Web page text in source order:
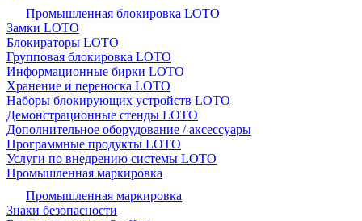
Промышленная блокировка LOTO
Замки LOTO
Блокираторы LOTO
Групповая блокировка LOTO
Информационные бирки LOTO
Хранение и переноска LOTO
Наборы блокирующих устройств LOTO
Демонстрационные стенды LOTO
Дополнительное оборудование / аксессуары
Программные продукты LOTO
Услуги по внедрению системы LOTO
Промышленная маркировка
Промышленная маркировка
Знаки безопасности